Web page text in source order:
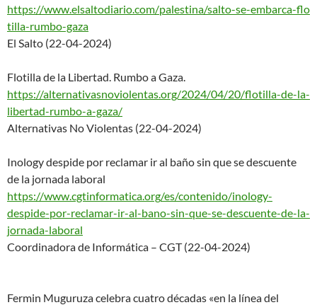
https://www.elsaltodiario.com/palestina/salto-se-embarca-flo
tilla-rumbo-gaza
El Salto (22-04-2024)
Flotilla de la Libertad. Rumbo a Gaza.
https://alternativasnoviolentas.org/2024/04/20/flotilla-de-la-
libertad-rumbo-a-gaza/
Alternativas No Violentas (22-04-2024)
Inology despide por reclamar ir al baño sin que se descuente
de la jornada laboral
https://www.cgtinformatica.org/es/contenido/inology-
despide-por-reclamar-ir-al-bano-sin-que-se-descuente-de-la-
jornada-laboral
Coordinadora de Informática – CGT (22-04-2024)
Fermin Muguruza celebra cuatro décadas «en la línea del